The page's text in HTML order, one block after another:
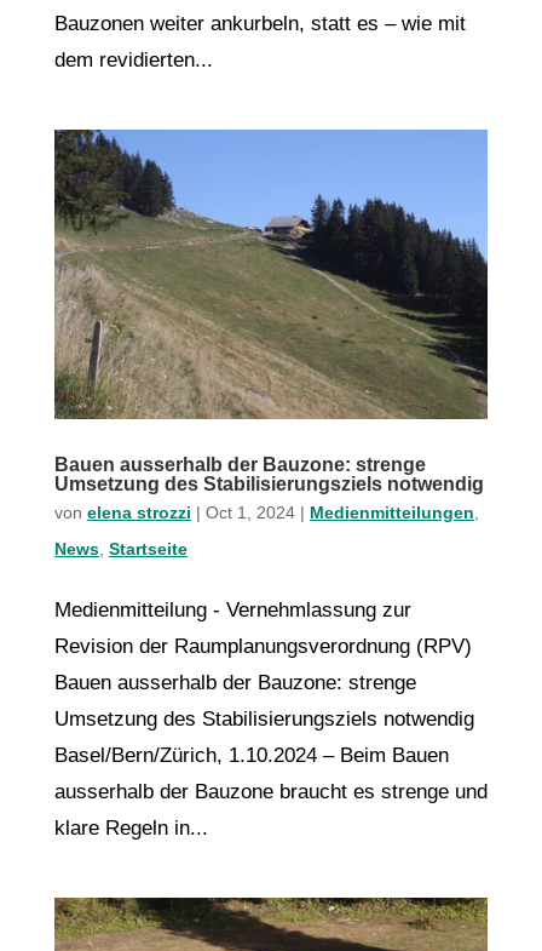
Bauzonen weiter ankurbeln, statt es – wie mit
dem revidierten...
Bauen ausserhalb der Bauzone: strenge
Umsetzung des Stabilisierungsziels notwendig
von elena strozzi | Oct 1, 2024| Medienmitteilungen
News, Startseite
Medienmitteilung - Vernehmlassung zur
Revision der Raumplanungsverordnung (RPV)
Bauen ausserhalb der Bauzone: strenge
Umsetzung des Stabilisierungsziels notwendig
Basel/Bern/Zürich, 1.10.2024 – Beim Bauen
ausserhalb der Bauzone braucht es strenge und
klare Regeln in...